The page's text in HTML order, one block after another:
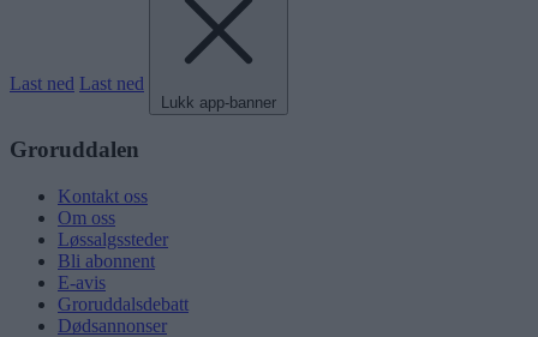
Last ned Last ned
Lukk app-banner
Groruddalen
Kontakt oss
Om oss
Løssalgssteder
Bli abonnent
E-avis
Groruddalsdebatt
Dødsannonser